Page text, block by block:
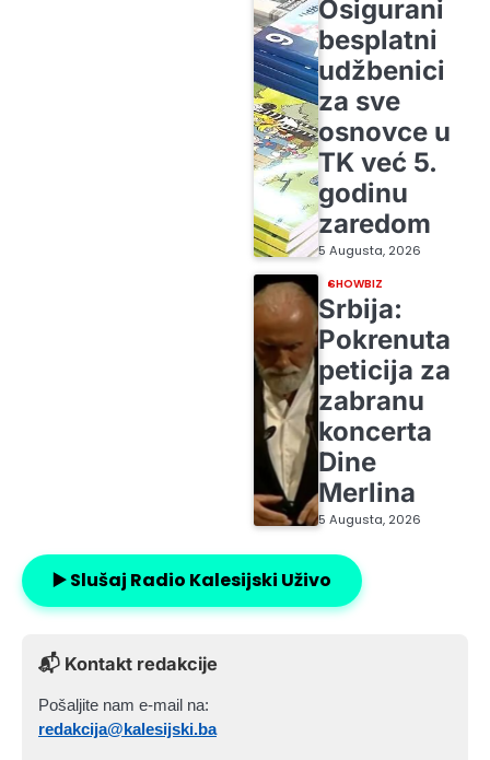
Osigurani
besplatni
udžbenici
za sve
osnovce u
TK već 5.
godinu
zaredom
5 Augusta, 2026
SHOWBIZ
Srbija:
Pokrenuta
peticija za
zabranu
koncerta
Dine
Merlina
5 Augusta, 2026
▶️ Slušaj Radio Kalesijski Uživo
📬 Kontakt redakcije
Pošaljite nam e-mail na:
redakcija@kalesijski.ba